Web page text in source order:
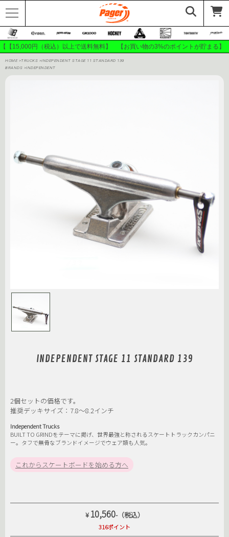
【【15,000円（税込）以上で送料無料】 【お買い物の3%のポイントが貯ま
HOME >TRUCKS >INDEPENDENT STAGE 11 STANDARD 139
BRANDS >INDEPENDENT
INDEPENDENT STAGE 11 STANDARD 139
2個セットの価格です。
推奨デッキサイズ：7.8〜8.2インチ
Independent Trucks
BUILT TO GRINDをテーマに掲げ、世界最強と称されるスケートトラックカンパニ
ー。タフで無骨なブランドイメージでウェア類も人気。
これからスケートボードを始める方へ
¥ 10,560-（税込）
316ポイント